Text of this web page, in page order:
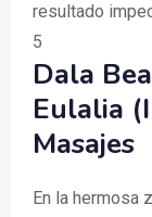
resultado
5
Dala
Eulalia
Masajes
En la hermosa